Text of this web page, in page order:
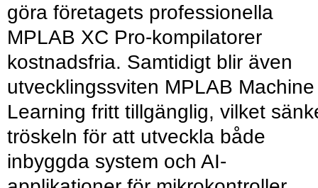
göra företagets professionella
MPLAB XC Pro-kompilatorer
kostnadsfria. Samtidigt blir även
utvecklingssviten MPLAB Machine
Learning fritt tillgänglig, vilket
tröskeln för att utveckla både
inbyggda system och AI-